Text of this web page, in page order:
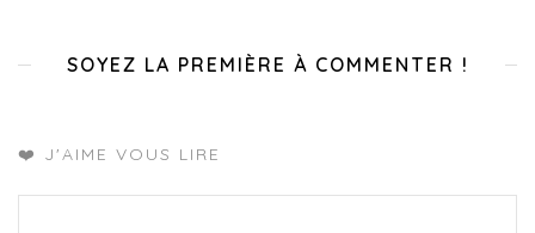
SOYEZ LA PREMIÈRE À COMMENTER !
❤️ J'AIME VOUS LIRE